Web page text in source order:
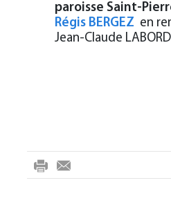
paroisse Saint-
Régis BERGEZ en
Jean-Claude